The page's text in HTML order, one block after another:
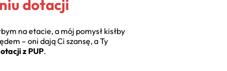
dotacji
na etacie, a mój pomysł kisłby
– oni dają Ci szansę, a Ty
z PUP.